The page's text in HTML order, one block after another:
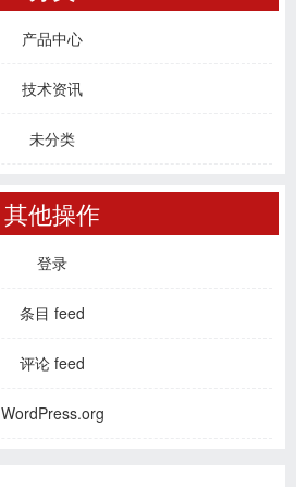
产品中心
技术资讯
未分类
其他操作
登录
条目 feed
评论 feed
WordPress.org